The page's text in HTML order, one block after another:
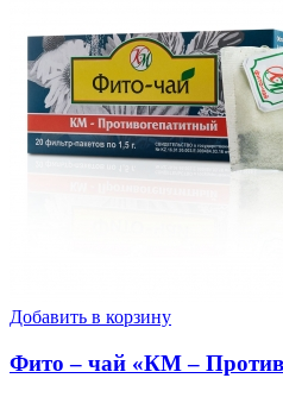
Добавить в корзину
Фито – чай «КМ –